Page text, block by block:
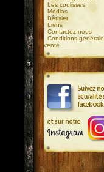
Les coulisses
Médias
Bêtisier
Liens
Contactez-nous
Conditions
vente